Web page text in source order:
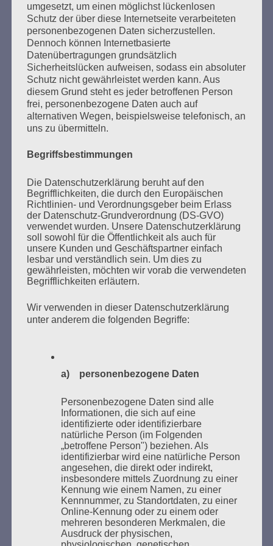
SUCHEN
NACH:
MARATHONLESUNG AUS DEN
VERBRANNTEN BÜCHERN
Donnerstag, 21. Mai 2026, 11 – 18 Uhr
des Gedenkens an die Verbrennung von Büchern am
Kaifu-Ufer – genau an dem Ort, wo im Mai 1933 NS-
Studentenorganisationen und Burschenschaftler
Bücher verbrannten.
Weitere Informationen:lesezeichen-setzen.de
GEDENKEN UND ERINNERN BEGINNT IN
UNSERER NACHBARSCHAFT
umgesetzt, um einen möglichst lückenlosen
Schutz der über diese Internetseite verarbeiteten
personenbezogenen Daten sicherzustellen.
Dennoch können Internetbasierte
Datenübertragungen grundsätzlich
Sicherheitslücken aufweisen, sodass ein absoluter
Schutz nicht gewährleistet werden kann. Aus
diesem Grund steht es jeder betroffenen Person
frei, personenbezogene Daten auch auf
alternativen Wegen, beispielsweise telefonisch, an
uns zu übermitteln.
Begriffsbestimmungen
Die Datenschutzerklärung beruht auf den
Begrifflichkeiten, die durch den Europäischen
Richtlinien- und Verordnungsgeber beim Erlass
der Datenschutz-Grundverordnung (DS-GVO)
verwendet wurden. Unsere Datenschutzerklärung
soll sowohl für die Öffentlichkeit als auch für
unsere Kunden und Geschäftspartner einfach
lesbar und verständlich sein. Um dies zu
gewährleisten, möchten wir vorab die verwendeten
Begrifflichkeiten erläutern.
Wir verwenden in dieser Datenschutzerklärung
unter anderem die folgenden Begriffe:
a) personenbezogene Daten
Personenbezogene Daten sind alle
Informationen, die sich auf eine
identifizierte oder identifizierbare
natürliche Person (im Folgenden
„betroffene Person") beziehen. Als
identifizierbar wird eine natürliche Person
angesehen, die direkt oder indirekt,
insbesondere mittels Zuordnung zu einer
Kennung wie einem Namen, zu einer
Kennnummer, zu Standortdaten, zu einer
Online-Kennung oder zu einem oder
mehreren besonderen Merkmalen, die
Ausdruck der physischen,